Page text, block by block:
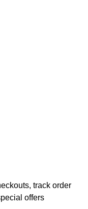
track order
offers